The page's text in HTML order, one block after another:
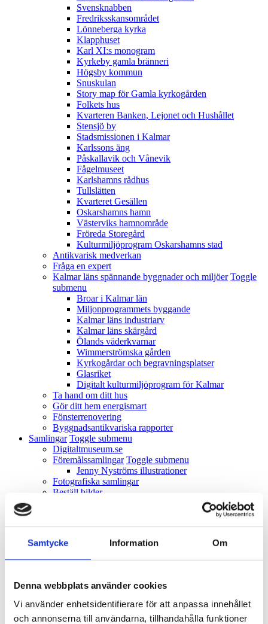
Svensknabben
Fredriksskansområdet
Lönneberga kyrka
Klapphuset
Karl XI:s monogram
Kyrkeby gamla bränneri
Högsby kommun
Snuskulan
Story map för Gamla kyrkogården
Folkets hus
Kvarteren Banken, Lejonet och Hushållet
Stensjö by
Stadsmissionen i Kalmar
Karlssons äng
Påskallavik och Vånevik
Fågelmuseet
Karlshamns rådhus
Tullslätten
Kvarteret Gesällen
Oskarshamns hamn
Västerviks hamnområde
Fröreda Storegård
Kulturmiljöprogram Oskarshamns stad
Antikvarisk medverkan
Fråga en expert
Kalmar läns spännande byggnader och miljöer Toggle
submenu
Broar i Kalmar län
Miljonprogrammets byggande
Kalmar läns industriarv
Kalmar läns skärgård
Ölands väderkvarnar
Wimmerströmska gården
Kyrkogårdar och begravningsplatser
Glasriket
Digitalt kulturmiljöprogram för Kalmar
Ta hand om ditt hus
Gör ditt hem energismart
Fönsterrenovering
Byggnadsantikvariska rapporter
Samlingar Toggle submenu
Digitaltmuseum.se
Föremålssamlingar Toggle submenu
Jenny Nyströms illustrationer
Fotografiska samlingar
Beställ bilder
Krusenstiernska arkivet
Projekt Toggle submenu
Pågående projekt
Gunillas och Raines Testa-Mente
Ölands fornborgar
Places in the making
Flyttprojekt av museets samlingar
Samtycke Information Om
Denna webbplats använder cookies
Vi använder enhetsidentifierare för att anpassa innehållet
och annonserna till användarna, tillhandahålla funktioner